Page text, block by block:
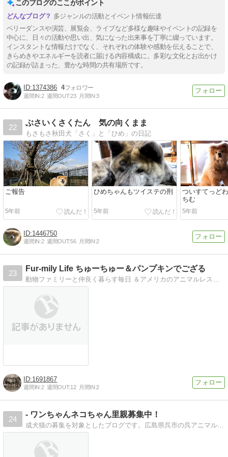
このブログのここがポイント
多ジャンルの活動とイベント情報伝達
ベリーダンスや演芸、展覧会、ライブなど多様な趣味やイベントの記録を
中心に、日々の活動や思い出、気になった出来事を丁寧に綴っています。
インスタントな情報だけでなく、それぞれの体験や感動を伝えることで、
きらめきやエネルギーを読者に届ける内容構成に。多彩な文化とお出かけ
の記録が詰まった、豊かな時間の共有場所です。
1374386 4
週間IN:2 週間OUT:23 月間IN:3
22
ぶさいくさくたん 気の向くまま
もさもさ秋田犬「さく」と「ひめ」の日記
ご報告
5年前
ひめちゃんもツイステの刑
5年前
ついすてっど
ちむ
5年前
1446750
週間IN:2 週間OUT:56 月間IN:2
23
Fur-mily Life ちゅーちゅー＆パンプキンでござる
1691867
週間IN:2 週間OUT:12 月間IN:2
24
- ワンちゃんネコちゃん里親募集中！
成犬猫の募集を対象としたブログです。広島県呉市の呉アニマルパークのボランティアスタッフです